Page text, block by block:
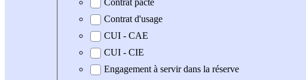
Contrat pacte
Contrat d'usage
CUI - CAE
CUI - CIE
Engagement à servir dans la réserve